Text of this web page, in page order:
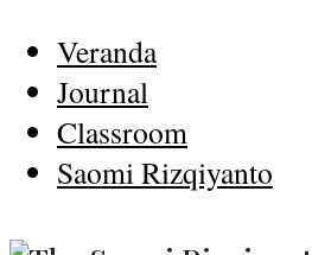
Veranda
Journal
Classroom
Saomi Rizqiyanto